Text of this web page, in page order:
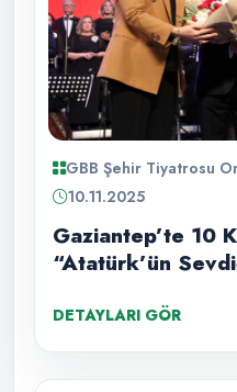
GBB Şehir Tiyatrosu
10.11.2025
Gaziantep’te 10
“Atatürk’ün
DETAYLARI GÖR